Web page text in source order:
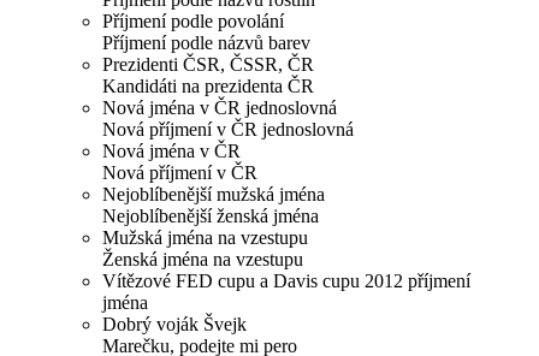
Příjmení podle povolání
Příjmení podle názvů barev
Prezidenti ČSR, ČSSR, ČR
Kandidáti na prezidenta ČR
Nová jména v ČR jednoslovná
Nová příjmení v ČR jednoslovná
Nová jména v ČR
Nová příjmení v ČR
Nejoblíbenější mužská jména
Nejoblíbenější ženská jména
Mužská jména na vzestupu
Ženská jména na vzestupu
Vítězové FED cupu a Davis cupu 2012 příjmení
jména
Dobrý voják Švejk
Marečku, podejte mi pero